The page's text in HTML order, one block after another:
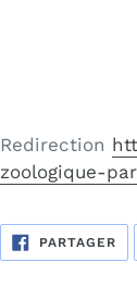
Redirection
zoologique-
PARTAGER